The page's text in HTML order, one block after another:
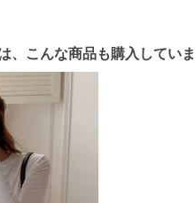
、こんな商品も購入してい